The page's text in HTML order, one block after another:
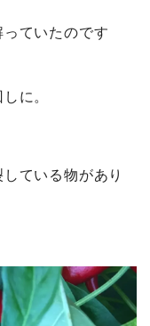
ていたのです
に。
ている物があり